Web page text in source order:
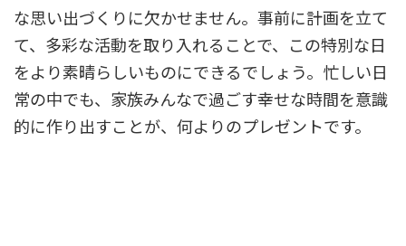
な思い出づくりに欠かせません。事前に計画を立て
て、多彩な活動を取り入れることで、この特別な日
をより素晴らしいものにできるでしょう。忙しい日
常の中でも、家族みんなで過ごす幸せな時間を意識
的に作り出すことが、何よりのプレゼントです。